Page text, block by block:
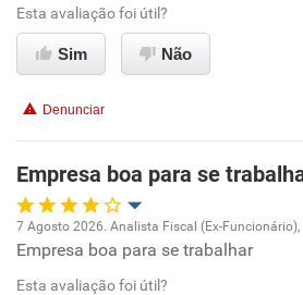
Ambiente de trabalho
Benefícios
Recomenda esta empresa
Esta avaliação foi útil?
Sim Não
Denunciar
Empresa boa para se
Oportunidade de promoção
7 Agosto 2026. Analista Fiscal (Ex-Funcionário),
Empresa boa para se trabalhar
Esta avaliação foi útil?